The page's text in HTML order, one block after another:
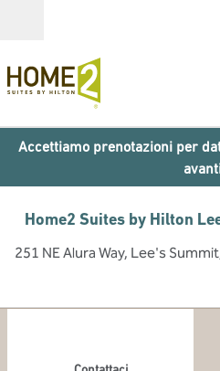
Accettiamo prenotazioni per
Home2 Suites by Hilton
251 NE Alura Way, Lee's